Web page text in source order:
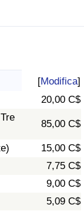
[Modifica]
20,00 C$
85,00 C$
15,00 C$
7,75 C$
9,00 C$
5,09 C$